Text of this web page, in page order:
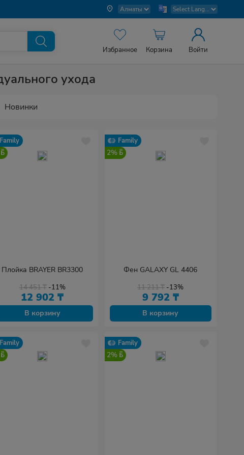
Избранное Корзина Войти
ухода
Новинки
Family
Плойка BRAYER BR3300
14 451₸ -11%
12 902 ₸
В корзину
Family
2%
Фен GALAXY GL 4406
11 211₸ -13%
9 792 ₸
В корзину
Family Family
2%